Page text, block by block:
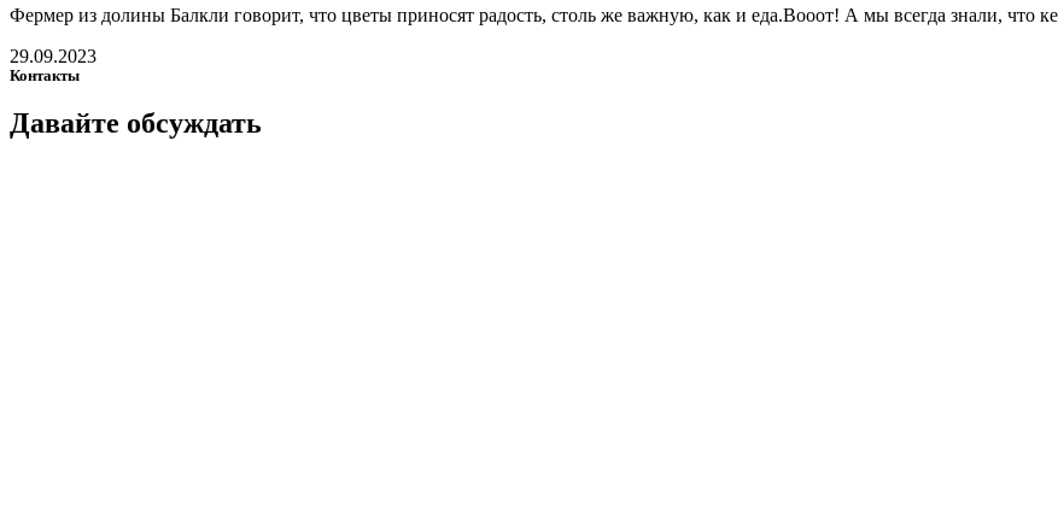
Фермер из долины Балкли говорит, что цветы приносят радость, столь же важную, как и еда.Вооот! А мы всегда знали, что
29.09.2023
Контакты
Давайте обсуждать